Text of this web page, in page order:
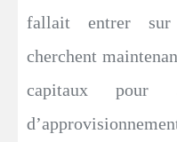
fallait entrer sur
cherchent
capitaux pour